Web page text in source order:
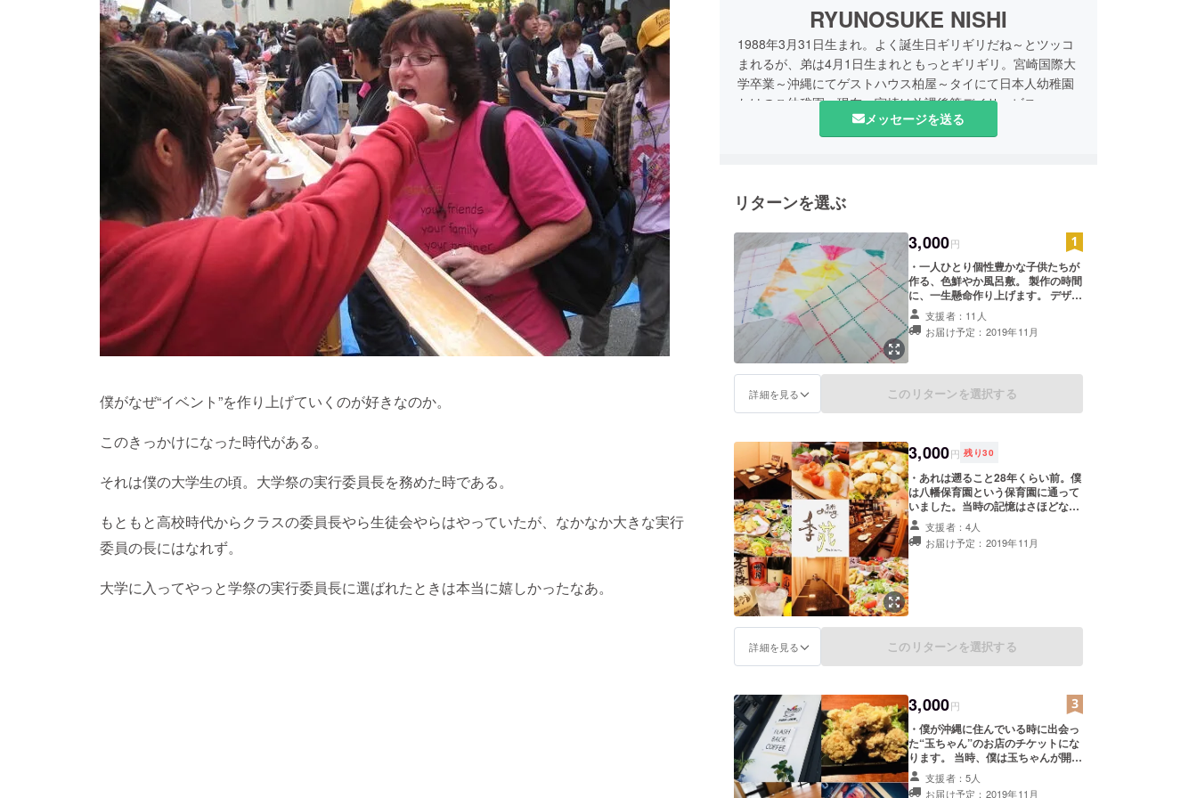
僕がなぜ“イベント”を作り上げていくのが好きなのか。
このきっかけになった時代がある。
それは僕の大学生の頃。大学祭の実行委員長を務めた時である。
もともと高校時代からクラスの委員長やら生徒会やらはやっていたが、なかなか大きな実行
委員の長にはなれず。
大学に入ってやっと学祭の実行委員長に選ばれたときは本当に嬉しかったなあ。
RYUNOSUKE NISHI
1988年3月31日生まれ。よく誕生日ギリギリだね～とツッコ
まれるが、弟は4月1日生まれともっとギリギリ。宮崎国際大
学卒業～沖縄にてゲストハウス柏屋～タイにて日本人幼稚園
たけのこ幼稚園～現在、宮崎は放課後等デイサービス
「HAPPY WORKS」に管理者として勤務。髪の毛が長いが、
よく嫁さんから掃除が大変だから早く切ってくれとせがまれ
メッセージを送る
リターンを選ぶ
3,000円
・一人ひとり個性豊かな子供たちが
作る、色鮮やか風呂敷。 製作の時間
に、一生懸命作り上げます。 デザイ
ンは個性同様、様々です。 ・デザイ
ンは決まっていないので、一例で
す。デザインの選択不可となってお
名前を受付の近くにどでかく掲載し
記お願いいたします。
支援者：11人
お届け予定：2019年11月
詳細を見る このリターンを選択する
3,000円 残り30
・あれは遡ること28年くらい前。僕
は八幡保育園という保育園に通って
いました。当時の記憶はさほどない
ですが、 写真を見返すといつもこの
お店のオーナー「苑さん(そのさ
ん)」がいます！そう、保育園時代の
方のお名前を受付の近くにどでかく
掲載します。支援された方のお名前
支援者：4人
お届け予定：2019年11月
詳細を見る このリターンを選択する
3,000円
・僕が沖縄に住んでいる時に出会っ
た“玉ちゃん”のお店のチケットにな
ります。 当時、僕は玉ちゃんが開店
した「からあげ酒場パリパリ」を手
伝っていました。 現在、2店舗を経
支援者：5人
お届け予定：2019年11月